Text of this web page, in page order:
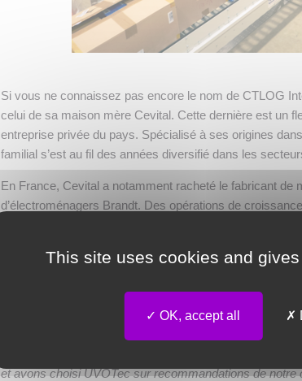
Si vous ne connaissez pas encore le nom de CTLOG
celui de sa maison mère Cevital. Cette dernière est un
entreprise privée du pays. Spécialisé à ses origines
familial s’est au fil des années diversifié dans les
En France, Cevital a notamment racheté le fabricant de
d’électroménagers Brandt. Des opérations de
d’entreprises tierces.
Depuis nos deux entrepôts d’Orléans et de Saint-
peu des prestations logistiques pour le leader mondial
Tallaron, directeur du site de Saint-Martin-de-Crau
et avons choisi UVOTec sur recommandations de notre
This site uses cookies and
OK, accept all